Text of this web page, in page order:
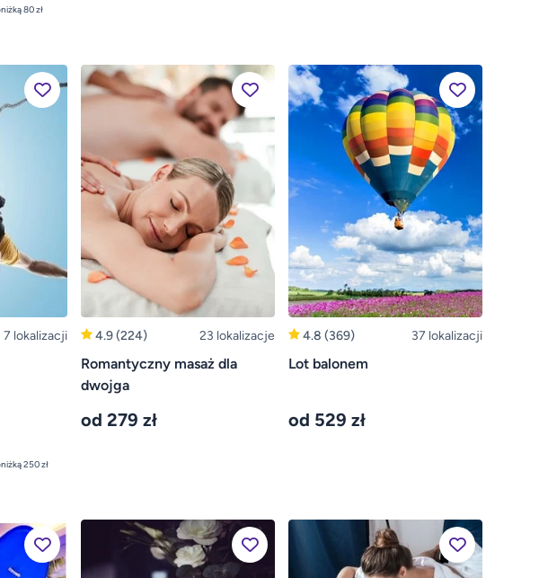
najniższa cena z 30 dni przed obniżką 80 zł
7 lokalizacji
najniższa cena z 30 dni przed obniżką 250 zł
4.9(224) 23 lokalizacje
Romantyczny masaż dla
dwojga
od 279 zł
4.8 (369) 37 lokalizacji
Lot balonem
od 529 zł